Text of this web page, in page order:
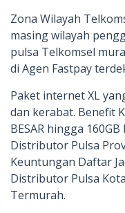
Zona Wilayah
masing wilayah
pulsa Telkomsel
di Agen Fastpay
Paket internet XL
dan kerabat. Benefit
BESAR hingga
Distributor Pulsa
Keuntungan Daftar
Distributor Pulsa
Termurah.